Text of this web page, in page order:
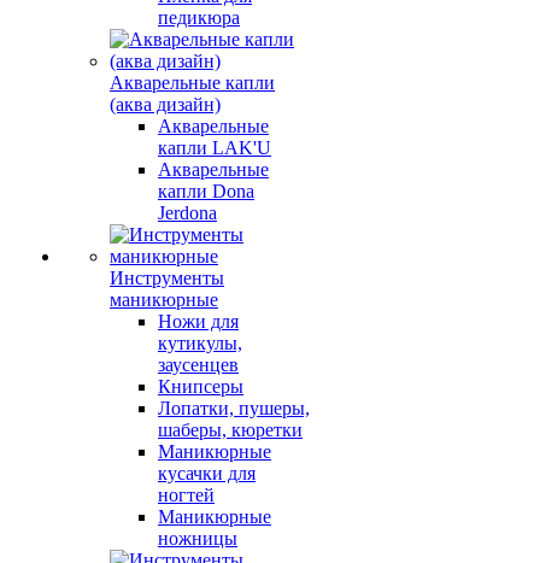
педикюра
Акварельные капли
(аква дизайн)
Акварельные
капли LAK'U
Акварельные
капли Dona
Jerdona
Инструменты
маникюрные
Ножи для
кутикулы,
заусенцев
Книпсеры
Лопатки, пушеры,
шаберы, кюретки
Маникюрные
кусачки для
ногтей
Маникюрные
ножницы